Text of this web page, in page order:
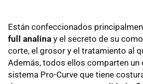
Están confeccionados
full analina y el secreto de su
corte, el grosor y el tratamiento al
Además, todos ellos comparten un
sistema Pro-Curve que tiene